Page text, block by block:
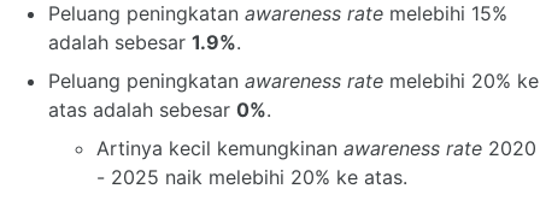
Peluang peningkatan awareness rate melebihi 15%
adalah sebesar 1.9%.
Peluang peningkatan awareness rate melebihi 20% ke
atas adalah sebesar 0%.
Artinya kecil kemungkinan awareness rate 2020
- 2025 naik melebihi 20% ke atas.